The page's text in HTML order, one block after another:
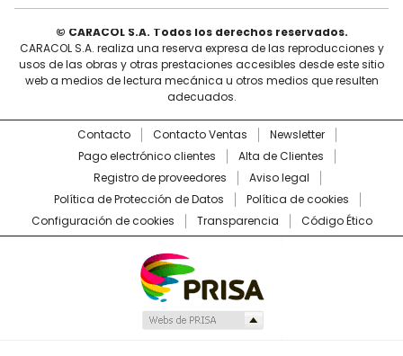
© CARACOL S.A. Todos los derechos reservados.
CARACOL S.A. realiza una reserva expresa de las reproducciones y
usos de las obras y otras prestaciones accesibles desde este sitio
web a medios de lectura mecánica u otros medios que resulten
adecuados.
Contacto Contacto Ventas
Newsletter
Pago electrónico clientes
Alta de Clientes
Registro de proveedores
Aviso legal
Política de Protección de Datos
Política de cookies
Configuración de cookies
Transparencia Código Ético